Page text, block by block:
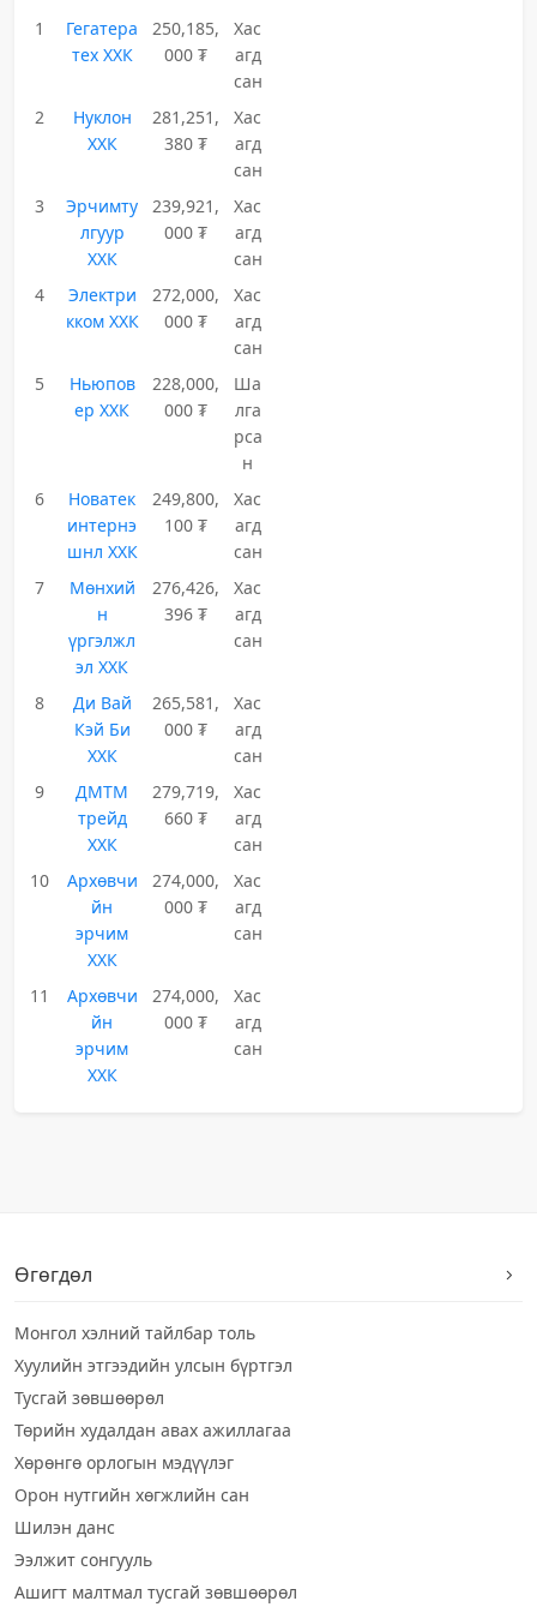
1
Гегатера
тех ХХК
250,185,
000 ₮
Хас
агд
сан
2
Нуклон
ХХК
281,251,
380 ₮
Хас
агд
сан
3
Эрчимту
лгуур
ХХК
239,921,
000 ₮
Хас
агд
сан
4
Электри
кком ХХК
272,000,
000 ₮
Хас
агд
сан
5
Ньюпов
ер ХХК
228,000,
000 ₮
Ша
лга
рса
н
6
Новатек
интернэ
шнл ХХК
249,800,
100 ₮
Хас
агд
сан
7
Мөнхий
н
үргэлжл
эл ХХК
276,426,
396 ₮
Хас
агд
сан
8
Ди Вай
Кэй Би
ХХК
265,581,
000 ₮
Хас
агд
сан
9
ДМТМ
трейд
ХХК
279,719,
660 ₮
Хас
агд
сан
10
Архөвчи
йн
эрчим
ХХК
274,000,
000 ₮
Хас
агд
сан
11
Архөвчи
йн
эрчим
ХХК
274,000,
000 ₮
Хас
агд
сан
Өгөгдөл
Монгол хэлний тайлбар толь
Хуулийн этгээдийн улсын бүртгэл
Тусгай зөвшөөрөл
Төрийн худалдан авах ажиллагаа
Хөрөнгө орлогын мэдүүлэг
Орон нутгийн хөгжлийн сан
Шилэн данс
Ээлжит сонгууль
Ашигт малтмал тусгай зөвшөөрөл